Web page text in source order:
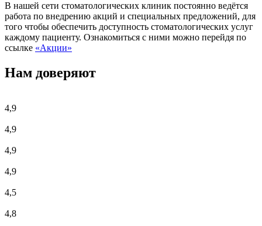
В нашей сети стоматологических клиник постоянно ведётся
работа по внедрению акций и специальных предложений, для
того чтобы обеспечить доступность стоматологических услуг
каждому пациенту. Ознакомиться с ними можно перейдя по
ссылке «Акции»
Нам доверяют
4,9
4,9
4,9
4,9
4,5
4,8